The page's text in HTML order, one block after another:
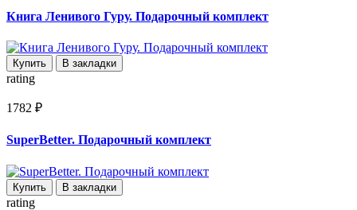
Книга Ленивого Гуру. Подарочный комплект
Купить В закладки
rating
1782 ₽
SuperBetter. Подарочный комплект
Купить В закладки
rating